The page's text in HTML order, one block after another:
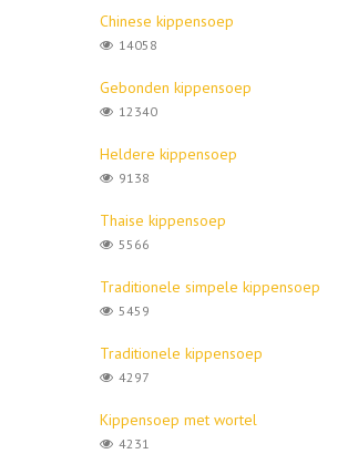
Chinese kippensoep
14058
Gebonden kippensoep
12340
Heldere kippensoep
9138
Thaise kippensoep
5566
Traditionele simpele kippensoep
5459
Traditionele kippensoep
4297
Kippensoep met wortel
4231